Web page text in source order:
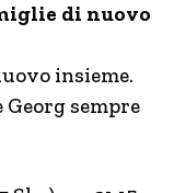
di nuovo
insieme.
sempre